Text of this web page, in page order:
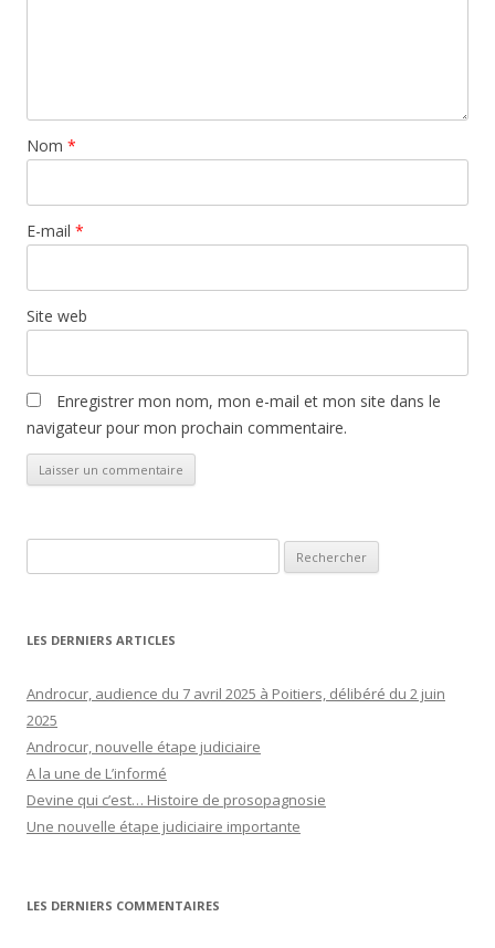
Nom *
E-mail *
Site web
Enregistrer mon nom, mon e-mail et mon site dans le
navigateur pour mon prochain commentaire.
LES DERNIERS ARTICLES
Androcur, audience du 7 avril 2025 à Poitiers, délibéré du 2 juin
2025
Androcur, nouvelle étape judiciaire
A la une de L’informé
Devine qui c’est… Histoire de prosopagnosie
Une nouvelle étape judiciaire importante
LES DERNIERS COMMENTAIRES